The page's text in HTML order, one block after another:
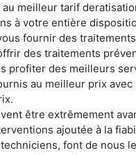
meilleur tarif
à votre entière
fournir des
des traitements
profiter des meilleurs
au meilleur prix
être extrêmement
ajoutée à la
font de nous